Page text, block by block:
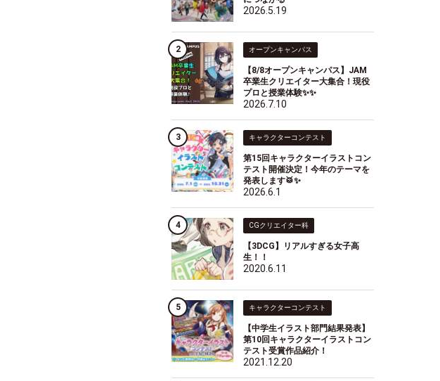
2026.5.19
オープンキャンパス
【8/8オープンキャンパス】JAM
卒業生クリエイター大集合！現役
プロと授業体験✨✨
2026.7.10
キャラクターコンテスト
第15回キャラクターイラストコン
テスト開催決定！今年のテーマを
発表します🥁✨
2026.6.1
CGクリエイター科
【3DCG】リアルすぎる女子高
生！！
2020.6.11
キャラクターコンテスト
【中学生イラスト部門結果発表】
第10回キャラクターイラストコン
テスト受賞作品紹介！
2021.12.20